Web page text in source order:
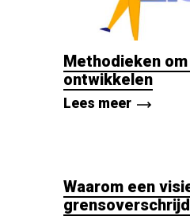
Methodieken
ontwikkelen
Lees meer
Waarom een